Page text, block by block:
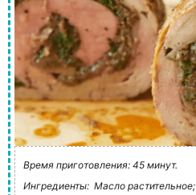
Время приготовления: 45 минут.
Ингредиенты: Масло растительное;